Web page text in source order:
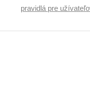
pravidlá pre